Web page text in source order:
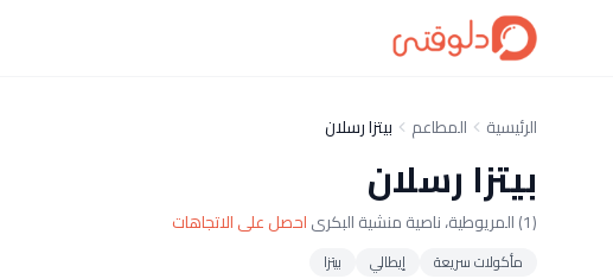
الرئيسية المطاعم بيتزا رسلان
بيتزا رسلان
(1) المريوطية، ناصية منشية البكرى احصل على الاتجاهات
مأكولات سريعة إيطالي بيتزا